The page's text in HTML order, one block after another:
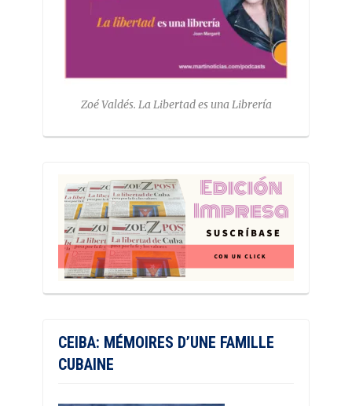
Zoé Valdés. La Libertad es una Librería
CEIBA: MÉMOIRES D’UNE FAMILLE
CUBAINE